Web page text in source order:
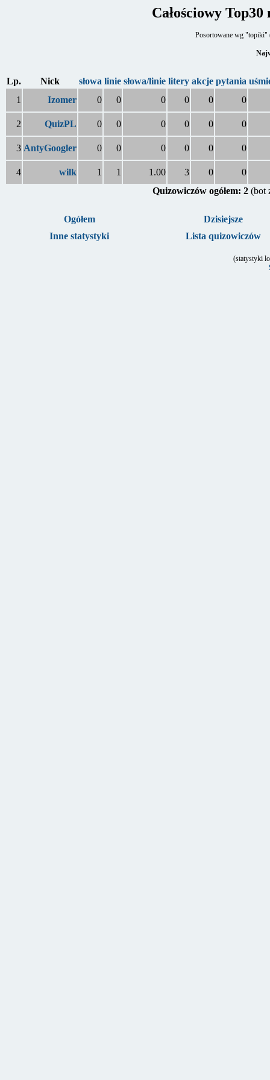
Całościowy
Posortowane wg "topiki"
Lp. Nick słowa linie słowa/linie litery akcje pytania
1
Izomer 0 0 0 0 0 0
2 QuizPL 0 0 0 0 0 0
3 AntyGoogler 0 0 0 0 0 0
4 wilk 1 1 1.00 3 0
0
Quizowiczów ogółem: 2 (bot
Ogółem
Dzisiejsze
Inne statystyki
Lista quizowiczów
(statystyki